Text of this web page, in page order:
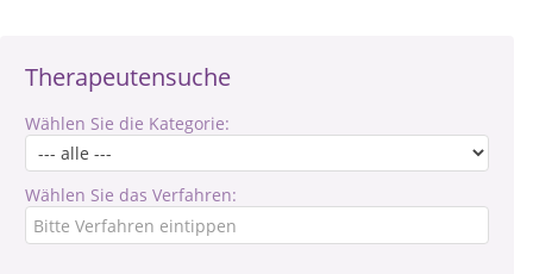
Therapeutensuche
Wählen Sie die Kategorie:
Wählen Sie das Verfahren: